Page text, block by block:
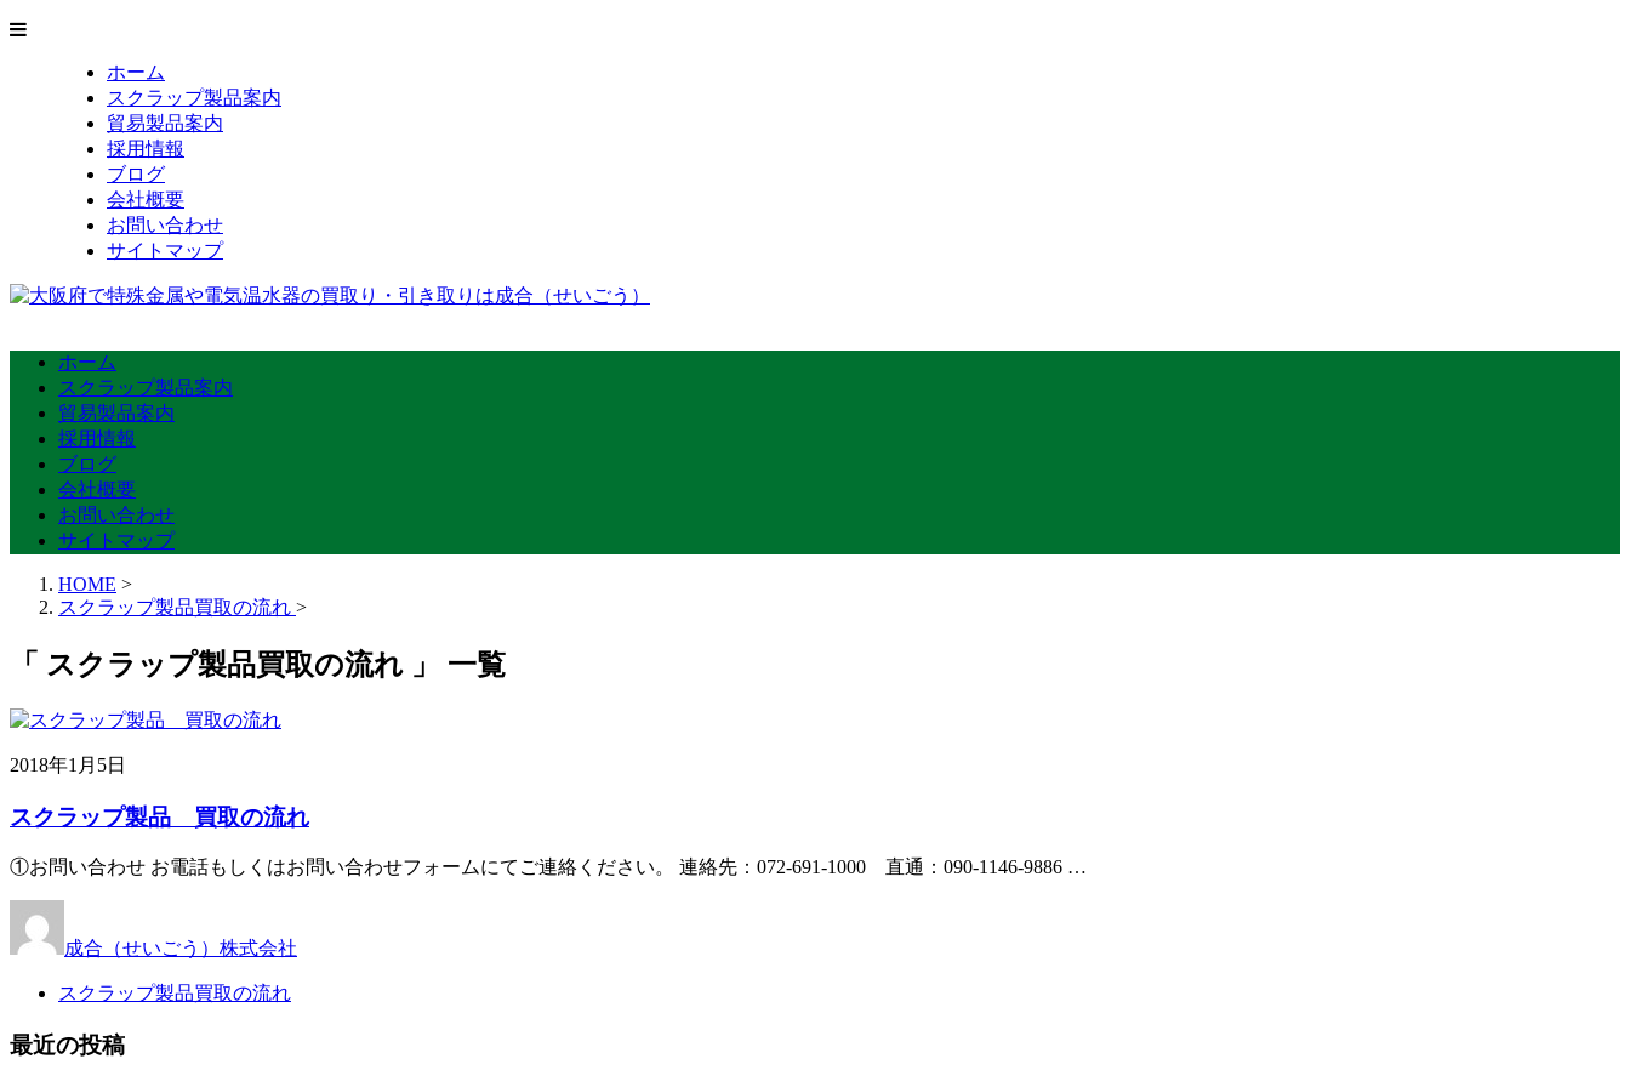
ホーム
スクラップ製品案内
貿易製品案内
採用情報
ブログ
会社概要
お問い合わせ
サイトマップ
ホーム
スクラップ製品案内
貿易製品案内
採用情報
ブログ
会社概要
お問い合わせ
サイトマップ
HOME >
スクラップ製品買取の流れ >
「 スクラップ製品買取の流れ 」 一覧
2018年1月5日
スクラップ製品 買取の流れ
①お問い合わせ お電話もしくはお問い合わせフォームにてご連絡ください。 連絡先：072-691-1000 直通：090-1146-9886 …
成合（せいごう）株式会社
スクラップ製品買取の流れ
最近の投稿